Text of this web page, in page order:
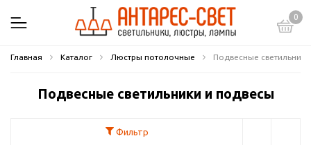
0
Главная Каталог Люстры потолочные Подвесные
Подвесные светильники и подвесы
Фильтр